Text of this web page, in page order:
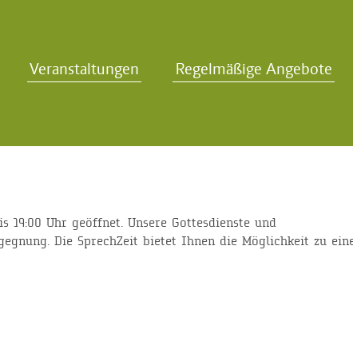
Veranstaltungen Regelmäßige Angebote
19:00 Uhr geöffnet. Unsere Gottesdienste und
Die SprechZeit bietet Ihnen die Möglichkeit zu